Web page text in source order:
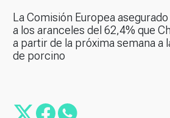
La Comisión Europea
a los aranceles del 62,4% que
a partir de la próxima semana a
de porcino